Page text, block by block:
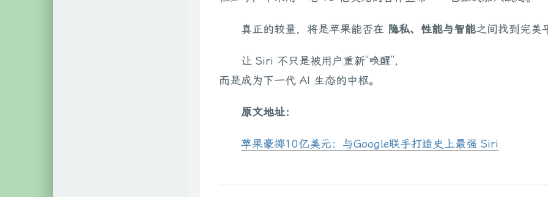
真正的较量，将是苹果能否在 隐私、性能与智能之间找到完美
让 Siri 不只是被用户重新“唤醒”，
而是成为下一代 AI 生态的中枢。
原文地址：
苹果豪掷10亿美元：与Google联手打造史上最强 Siri